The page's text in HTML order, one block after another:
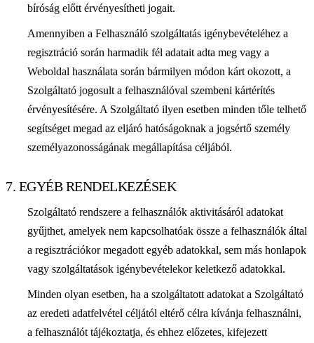
bíróság előtt érvényesítheti jogait.
Amennyiben a Felhasználó szolgáltatás igénybevételéhez a
regisztráció során harmadik fél adatait adta meg vagy a
Weboldal használata során bármilyen módon kárt okozott, a
Szolgáltató jogosult a felhasználóval szembeni kártérítés
érvényesítésére. A Szolgáltató ilyen esetben minden tőle telhető
segítséget megad az eljáró hatóságoknak a jogsértő személy
személyazonosságának megállapítása céljából.
7. EGYÉB RENDELKEZÉSEK
Szolgáltató rendszere a felhasználók aktivitásáról adatokat
gyűjthet, amelyek nem kapcsolhatóak össze a felhasználók által
a regisztrációkor megadott egyéb adatokkal, sem más honlapok
vagy szolgáltatások igénybevételekor keletkező adatokkal.
Minden olyan esetben, ha a szolgáltatott adatokat a Szolgáltató
az eredeti adatfelvétel céljától eltérő célra kívánja felhasználni,
a felhasználót tájékoztatja, és ehhez előzetes, kifejezett